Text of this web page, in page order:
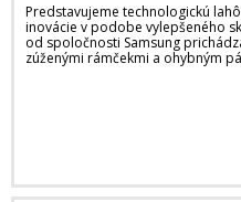
Predstavujeme technologickú
inovácie v podobe vylepšeného
od spoločnosti Samsung
zúženými rámčekmi a ohybným